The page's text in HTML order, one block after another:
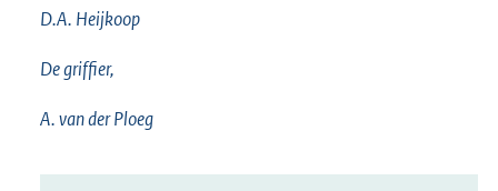
D.A. Heijkoop
De griffier,
A. van der Ploeg